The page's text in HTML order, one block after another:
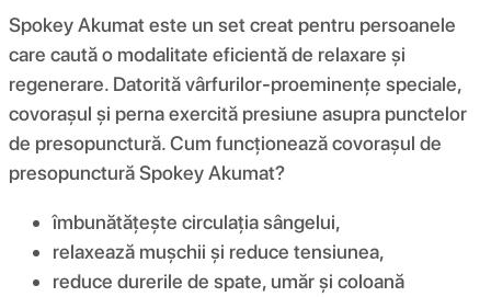
Spokey Akumat este un set creat pentru persoanele
care caută o modalitate eficientă de relaxare și
regenerare. Datorită vârfurilor-proeminențe speciale,
covorașul și perna exercită presiune asupra punctelor
de presopunctură. Cum funcționează covorașul de
presopunctură Spokey Akumat?
îmbunătățește circulația sângelui,
relaxează mușchii și reduce tensiunea,
reduce durerile de spate, umăr și coloană